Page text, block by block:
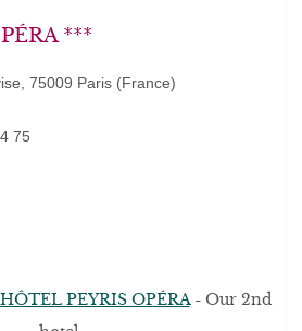
***
,75009 Paris (France)
75
HÔTEL PEYRIS OPÉRA- Our 2nd